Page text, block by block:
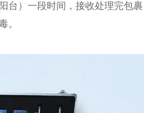
台）一段时间，接收处理完包裹
。